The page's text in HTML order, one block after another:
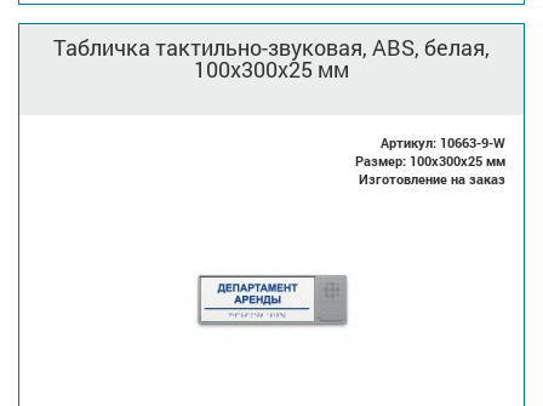
Табличка тактильно-звуковая, ABS, белая,
100x300x25 мм
Артикул: 10663-9-W
Размер: 100x300x25 мм
Изготовление на заказ